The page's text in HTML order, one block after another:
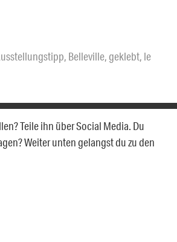
, Belleville, geklebt, le
Teile ihn über Social Media. Du
Weiter unten gelangst du zu den